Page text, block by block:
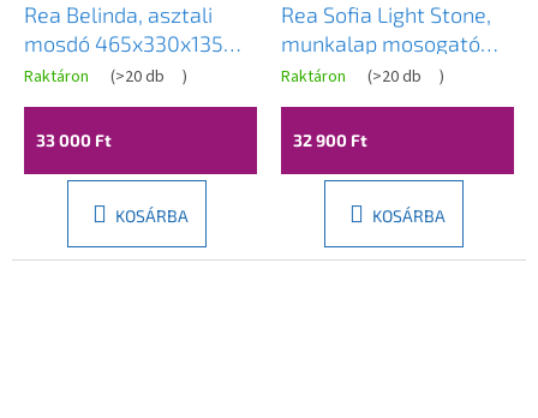
Rea Belinda, asztali
mosdó 465x330x135
mm, réz matt-fekete
szerkezet, REA-U6384
Raktáron (>20 db )
33 000 Ft
KOSÁRBA
Rea Sofia Light Stone,
munkalap mosogató
41x35 cm, kőszürke
utánzat, REA-U0165
Raktáron (>20 db )
32 900 Ft
KOSÁRBA